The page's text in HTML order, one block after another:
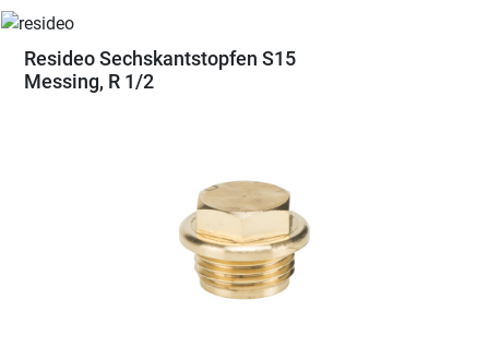
Resideo Sechskantstopfen S15
Messing, R 1/2